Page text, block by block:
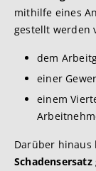
mithilfe eines
gestellt werden
dem
einer
einem
Darüber hinaus
Schadensersatz